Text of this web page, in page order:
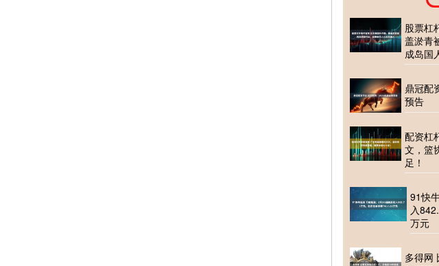
股票杠
盖淤青
成岛国
鼎冠配
预告
配资杠
文，篮
足！
91快
入
万元
多得网